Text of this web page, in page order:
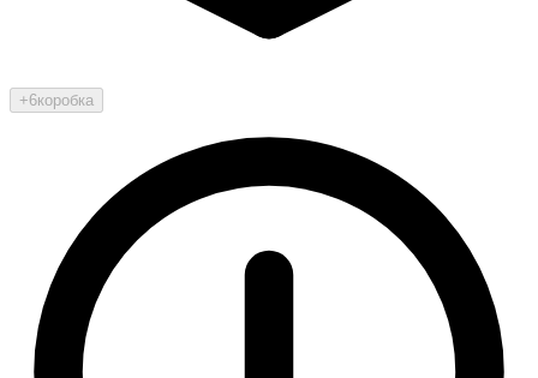
+6коробка